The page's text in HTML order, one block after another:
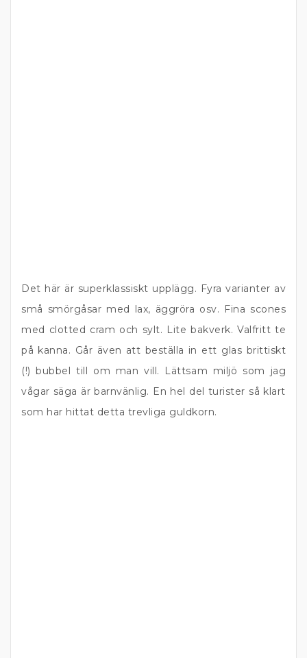
Det här är superklassiskt upplägg. Fyra varianter av
små smörgåsar med lax, äggröra osv. Fina scones
med clotted cram och sylt. Lite bakverk. Valfritt te
på kanna. Går även att beställa in ett glas brittiskt
(!) bubbel till om man vill. Lättsam miljö som jag
vågar säga är barnvänlig. En hel del turister så klart
som har hittat detta trevliga guldkorn.